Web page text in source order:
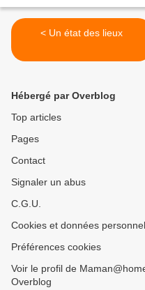
< Un état des lieux
Hébergé par Overblog
Top articles
Pages
Contact
Signaler un abus
C.G.U.
Cookies et données
Préférences cookies
Voir le profil de
Overblog